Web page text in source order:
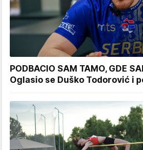
PODBACIO SAM TAMO, GDE
Oglasio se Duško Todorović i